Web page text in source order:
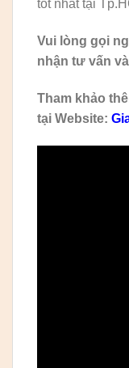
tốt nhất tại
Vui lòng gọi
nhận tư vấn
Tham khảo
tại Website: